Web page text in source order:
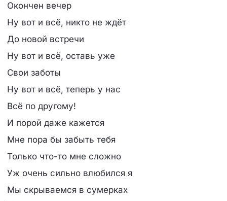
Окончен вечер
Ну вот и всё, никто не ждёт
До новой встречи
Ну вот и всё, оставь уже
Свои заботы
Ну вот и всё, теперь у нас
Всё по другому!
И порой даже кажется
Мне пора бы забыть тебя
Только что-то мне сложно
Уж очень сильно влюбился я
Мы скрываемся в сумерках